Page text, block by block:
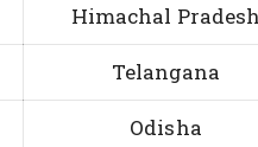
Himachal Pradesh
Telangana
Odisha